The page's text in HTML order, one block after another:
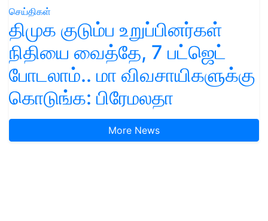
செய்திகள்
திமுக குடும்ப உறுப்பினர்கள்
நிதியை வைத்தே, 7 பட்ஜெட்
போடலாம்.. மா விவசாயிகளுக்கு
கொடுங்க: பிரேமலதா
More News